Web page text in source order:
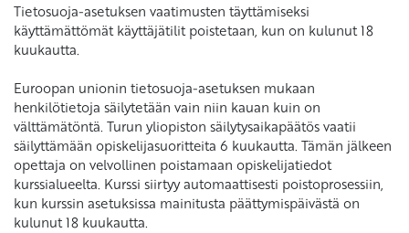
Tietosuoja-asetuksen vaatimusten täyttämiseksi
käyttämättömät käyttäjätilit poistetaan, kun on kulunut 18
kuukautta.
Euroopan unionin tietosuoja-asetuksen mukaan
henkilötietoja säilytetään vain niin kauan kuin on
välttämätöntä. Turun yliopiston säilytysaikapäätös vaatii
säilyttämään opiskelijasuoritteita 6 kuukautta. Tämän jälkeen
opettaja on velvollinen poistamaan opiskelijatiedot
kurssialueelta. Kurssi siirtyy automaattisesti poistoprosessiin,
kun kurssin asetuksissa mainitusta päättymispäivästä on
kulunut 18 kuukautta.